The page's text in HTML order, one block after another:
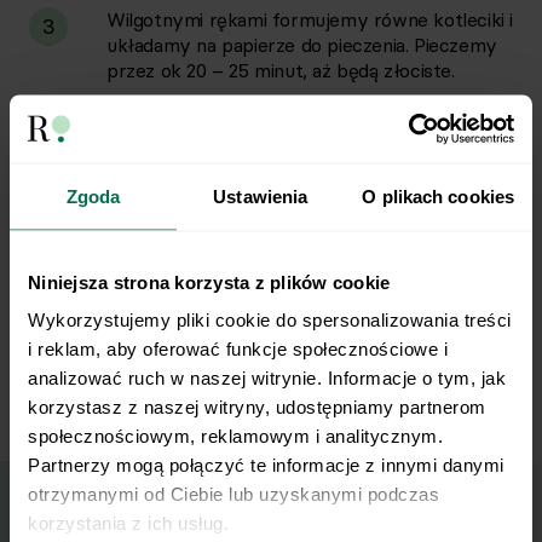
Zgoda Ustawienia O plikach cookies
Niniejsza strona korzysta z plików cookie
Wykorzystujemy pliki cookie do spersonalizowania treści
i reklam, aby oferować funkcje społecznościowe i
analizować ruch w naszej witrynie. Informacje o tym, jak
korzystasz z naszej witryny, udostępniamy partnerom
społecznościowym, reklamowym i analitycznym.
Partnerzy mogą połączyć te informacje z innymi danymi
otrzymanymi od Ciebie lub uzyskanymi podczas
korzystania z ich usług.
3
Wilgotnymi rękami formujemy równe kotleciki i
układamy na papierze do pieczenia. Pieczemy
przez ok 20 – 25 minut, aż będą złociste.
4
Kuskus zalewamy gorącą wodą 1 cm ponad
Kapustę kroimy w cienkie paski i dodajemy do
cebuli, przykrywamy i dusimy przez 10 minut.
Solimy i wlewamy 200 ml wody, dusimy
jeszcze 10 minut. Dodajemy posiekany koperek
i kminek, mieszamy.